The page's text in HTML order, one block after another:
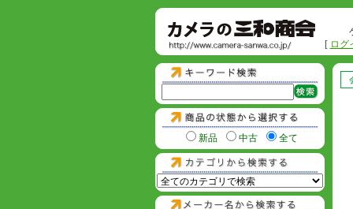
[ ログ
新品 中古 全て